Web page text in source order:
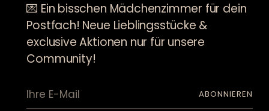
💌 Ein bisschen Mädchenzimmer für dein
Postfach! Neue Lieblingsstücke &
exclusive Aktionen nur für unsere
Community!
E-
ABONNIEREN